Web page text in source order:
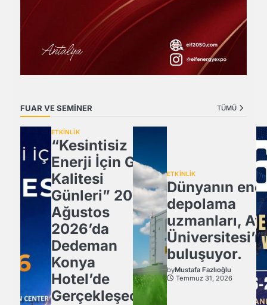
FUAR VE SEMİNER TÜMÜ
ETKİNLİK
“Kesintisiz
Enerji İçin Güç
Kalitesi
Günleri” 20
Ağustos
2026’da
Dedeman
Konya
Hotel’de
Gerçekleşecek
ETKİNLİK
Dünyanın
depolama
uzmanları,
buluşuyor.
byMustafa Fazlıoğlu
Temmuz 31, 2026